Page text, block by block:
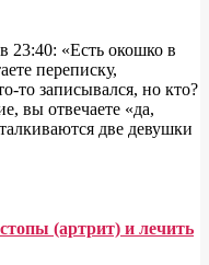
23:40: «Есть окошко в
переписку,
то записывался, но кто?
вы отвечаете «да,
две девушки
(артрит) и лечить